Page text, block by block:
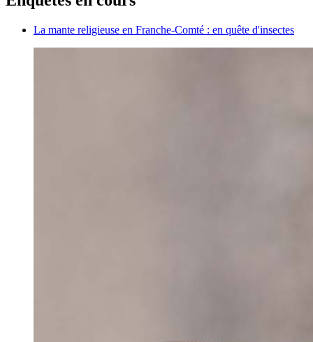
La mante religieuse en Franche-Comté : en quête d'insectes